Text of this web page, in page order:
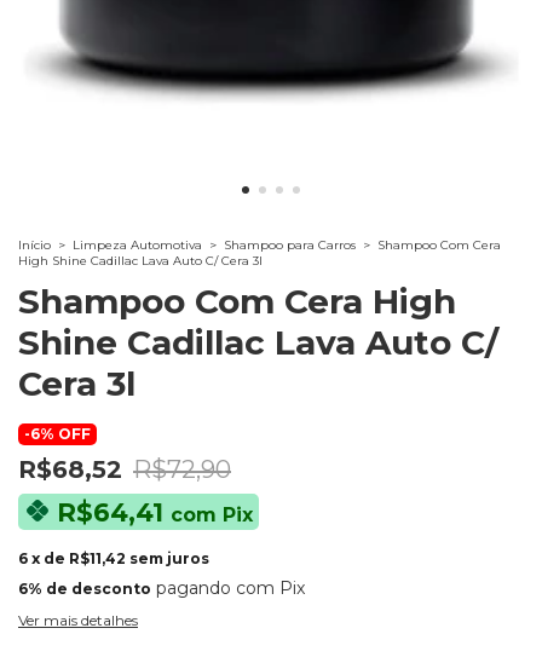
Início > Limpeza Automotiva > Shampoo para Carros > Shampoo Com Cera
High Shine Cadillac Lava Auto C/ Cera 3l
Shampoo Com Cera High
Shine Cadillac Lava Auto C/
Cera 3l
-6% OFF
R$68,52 R$72,90
R$64,41 com Pix
6 x de R$11,42 sem juros
6% de desconto pagando com Pix
Ver mais detalhes